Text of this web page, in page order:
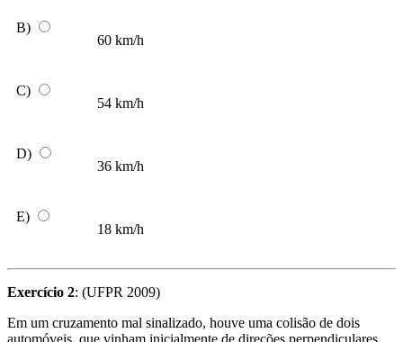
B)
60 km/h
C)
54 km/h
D)
36 km/h
E)
18 km/h
Exercício 2: (UFPR 2009)
Em um cruzamento mal sinalizado, houve uma colisão de dois
automóveis, que vinham inicialmente de direções perpendiculares,